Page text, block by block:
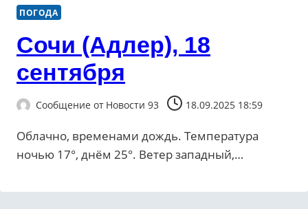
ПОГОДА
Сочи (Адлер), 18
сентября
Сообщение от Новости 93 18.09.2025 18:59
Облачно, временами дождь. Температура
ночью 17°, днём 25°. Ветер западный,…